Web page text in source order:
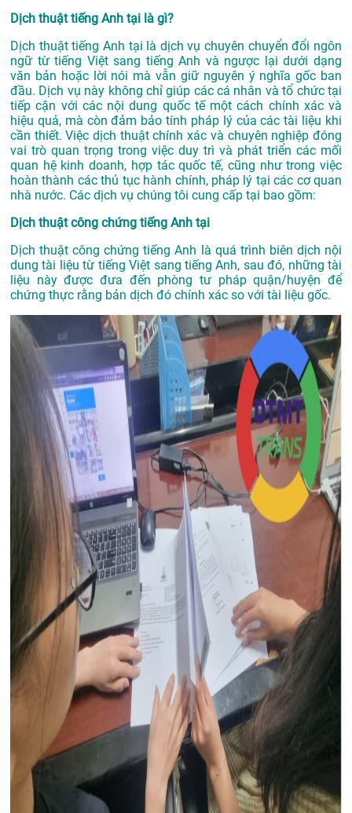
Dịch thuật tiếng Anh tại là gì?
Dịch thuật tiếng Anh tại là dịch vụ chuyên chuyển đổi ngôn
ngữ từ tiếng Việt sang tiếng Anh và ngược lại dưới dạng
văn bản hoặc lời nói mà vẫn giữ nguyên ý nghĩa gốc ban
đầu. Dịch vụ này không chỉ giúp các cá nhân và tổ chức tại
tiếp cận với các nội dung quốc tế một cách chính xác và
hiệu quả, mà còn đảm bảo tính pháp lý của các tài liệu khi
cần thiết. Việc dịch thuật chính xác và chuyên nghiệp đóng
vai trò quan trọng trong việc duy trì và phát triển các mối
quan hệ kinh doanh, hợp tác quốc tế, cũng như trong việc
hoàn thành các thủ tục hành chính, pháp lý tại các cơ quan
nhà nước. Các dịch vụ chúng tôi cung cấp tại bao gồm:
Dịch thuật công chứng tiếng Anh tại
Dịch thuật công chứng tiếng Anh là quá trình biên dịch nội
dung tài liệu từ tiếng Việt sang tiếng Anh, sau đó, những tài
liệu này được đưa đến phòng tư pháp quận/huyện để
chứng thực rằng bản dịch đó chính xác so với tài liệu gốc.